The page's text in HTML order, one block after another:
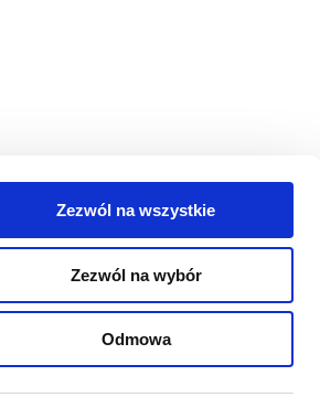
Zezwól na wszystkie
Zezwól na wybór
Odmowa